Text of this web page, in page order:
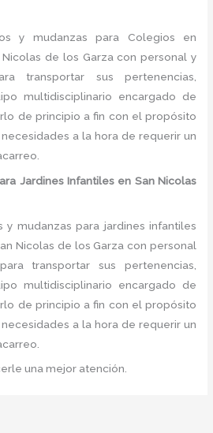
y mudanzas para Colegios en
de los Garza con personal y
transportar sus pertenencias,
multidisciplinario encargado de
de principio a fin con el propósito
a la hora de requerir un
Jardines Infantiles en San Nicolas
mudanzas para jardines infantiles
Nicolas de los Garza con personal
transportar sus pertenencias,
multidisciplinario encargado de
de principio a fin con el propósito
a la hora de requerir un
una mejor atención.